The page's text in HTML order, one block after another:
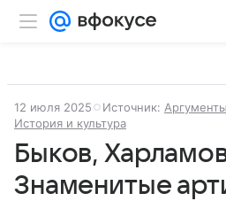
12 июля 2025 Источник:
История и культура
Быков,
Знаменитые